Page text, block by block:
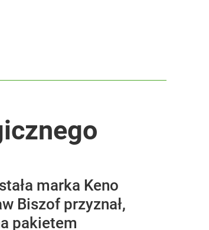
marka Keno
Biszof przyznał,
pakietem